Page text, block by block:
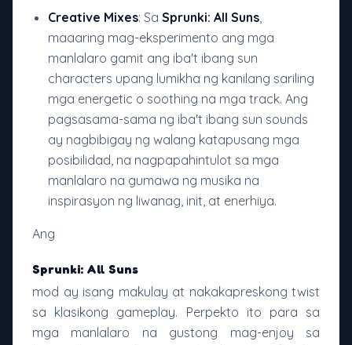
Creative Mixes: Sa Sprunki: All Suns,
maaaring mag-eksperimento ang mga
manlalaro gamit ang iba't ibang sun
characters upang lumikha ng kanilang sariling
mga energetic o soothing na mga track. Ang
pagsasama-sama ng iba't ibang sun sounds
ay nagbibigay ng walang katapusang mga
posibilidad, na nagpapahintulot sa mga
manlalaro na gumawa ng musika na
inspirasyon ng liwanag, init, at enerhiya.
Ang
Sprunki: All Suns
mod ay isang makulay at nakakapreskong twist
sa klasikong gameplay. Perpekto ito para sa
mga manlalaro na gustong mag-enjoy sa